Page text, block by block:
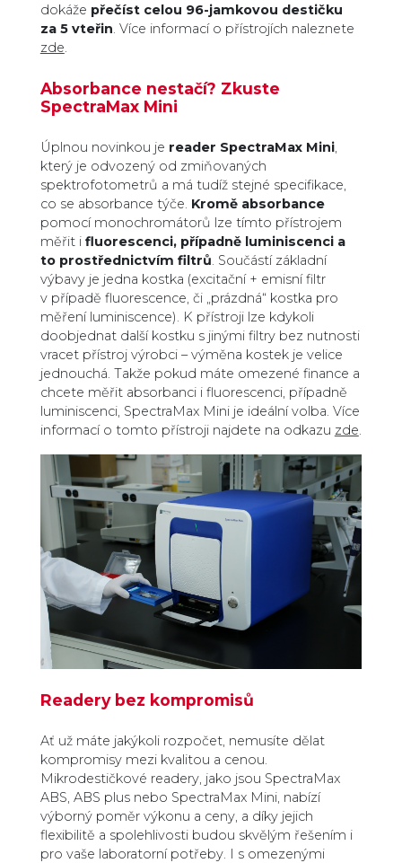
dokáže přečíst celou 96-jamkovou destičku
za 5 vteřin. Více informací o přístrojích naleznete
zde.
Absorbance nestačí? Zkuste
SpectraMax Mini
Úplnou novinkou je reader SpectraMax Mini,
který je odvozený od zmiňovaných
spektrofotometrů a má tudíž stejné specifikace,
co se absorbance týče. Kromě absorbance
pomocí monochromátorů lze tímto přístrojem
měřit i fluorescenci, případně luminiscenci a
to prostřednictvím filtrů. Součástí základní
výbavy je jedna kostka (excitační + emisní filtr
v případě fluorescence, či „prázdná“ kostka pro
měření luminiscence). K přístroji lze kdykoli
doobjednat další kostku s jinými filtry bez nutnosti
vracet přístroj výrobci – výměna kostek je velice
jednouchá. Takže pokud máte omezené finance a
chcete měřit absorbanci i fluorescenci, případně
luminiscenci, SpectraMax Mini je ideální volba. Více
informací o tomto přístroji najdete na odkazu zde.
Readery bez kompromisů
Ať už máte jakýkoli rozpočet, nemusíte dělat
kompromisy mezi kvalitou a cenou.
Mikrodestičkové readery, jako jsou SpectraMax
ABS, ABS plus nebo SpectraMax Mini, nabízí
výborný poměr výkonu a ceny, a díky jejich
flexibilitě a spolehlivosti budou skvělým řešením i
pro vaše laboratorní potřeby. I s omezenými